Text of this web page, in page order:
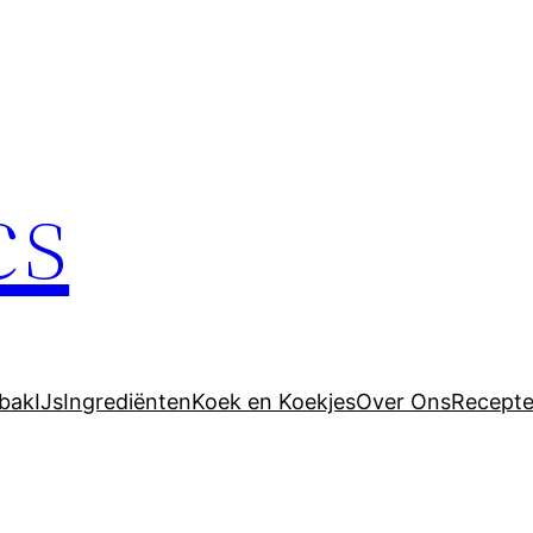
IJsIngrediëntenKoek en KoekjesOver Ons